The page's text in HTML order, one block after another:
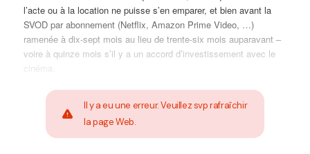
l’acte ou à la location ne puisse s’en emparer, et bien avant la
SVOD par abonnement (Netflix, Amazon Prime Video, …)
ramenée à dix-sept mois au lieu de trente-six mois auparavant –
voire à quinze mois s’il y a un accord d’investissement avec le
cinéma.
Il y a eu une erreur. Veuillez svp rafraîchir
la page Web.